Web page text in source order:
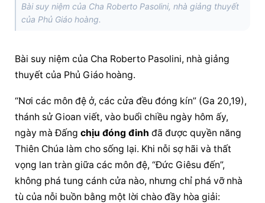
Bài suy niệm của Cha Roberto Pasolini, nhà giảng thuyết
của Phủ Giáo hoàng.
Bài suy niệm của Cha Roberto Pasolini, nhà giảng
thuyết của Phủ Giáo hoàng.
“Nơi các môn đệ ở, các cửa đều đóng kín” (Ga 20,19),
thánh sử Gioan viết, vào buổi chiều ngày hôm ấy,
ngày mà Đấng chịu đóng đinh đã được quyền năng
Thiên Chúa làm cho sống lại. Khi nỗi sợ hãi và thất
vọng lan tràn giữa các môn đệ, “Đức Giêsu đến”,
không phá tung cánh cửa nào, nhưng chỉ phá vỡ nhà
tù của nỗi buồn bằng một lời chào đầy hòa giải: